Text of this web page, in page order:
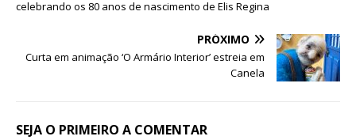
e
o
k
te s
p
e
g
r
g
m
e
dI
n
e
celebrando os 80 anos de nascimento de Elis Regina
PRÓXIMO
Curta em animação ‘O Armário Interior’ estreia em
Canela
SEJA O PRIMEIRO A COMENTAR